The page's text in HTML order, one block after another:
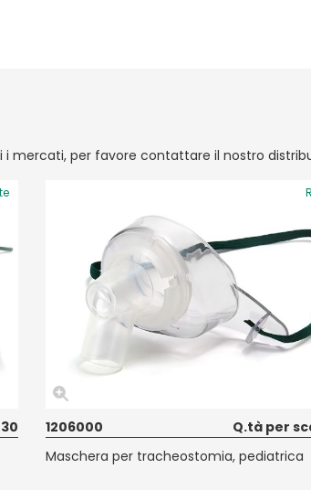
mercati, per favore contattare il nostro
1206000
Q.tà per
Maschera per tracheostomia, pediatrica